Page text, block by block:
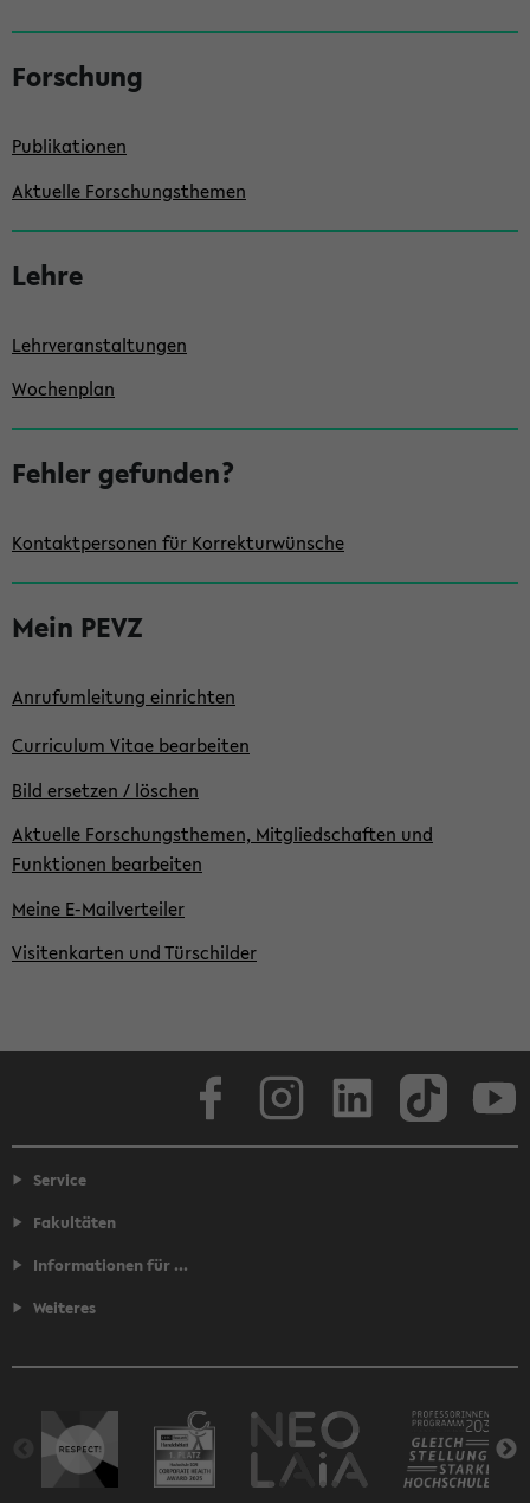
e
t
e
n
l
i
s
Forschung
Publikationen
Aktuelle Forschungsthemen
Lehre
Lehrveranstaltungen
Wochenplan
Fehler gefunden?
Kontaktpersonen für Korrekturwünsche
Mein PEVZ
Anrufumleitung einrichten
Curriculum Vitae bearbeiten
Bild ersetzen / löschen
Aktuelle Forschungsthemen, Mitgliedschaften und
Funktionen bearbeiten
Meine E-Mailverteiler
Visitenkarten und Türschilder
Service
Fakultäten
Informationen für ...
Weiteres